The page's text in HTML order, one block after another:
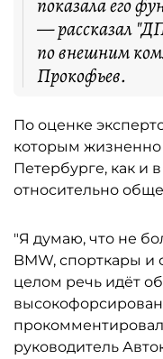
показала его
— рассказал
по внешним
Прокофьев.
По оценке
которым
Петербурге, как и
относительно
"Я думаю, что не
BMW, спорткары и
целом речь идёт
руководитель